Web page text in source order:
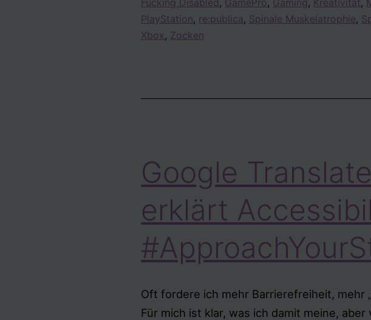
PlayStation, re:publica, Spinale Muskelatrophie,
Xbox , Zocken
Google Translate
erklärt
Oft fordere ich mehr Barrierefreiheit, mehr
Für mich ist klar, was ich damit meine, aber